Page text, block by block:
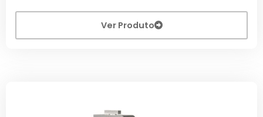
Ver Produto